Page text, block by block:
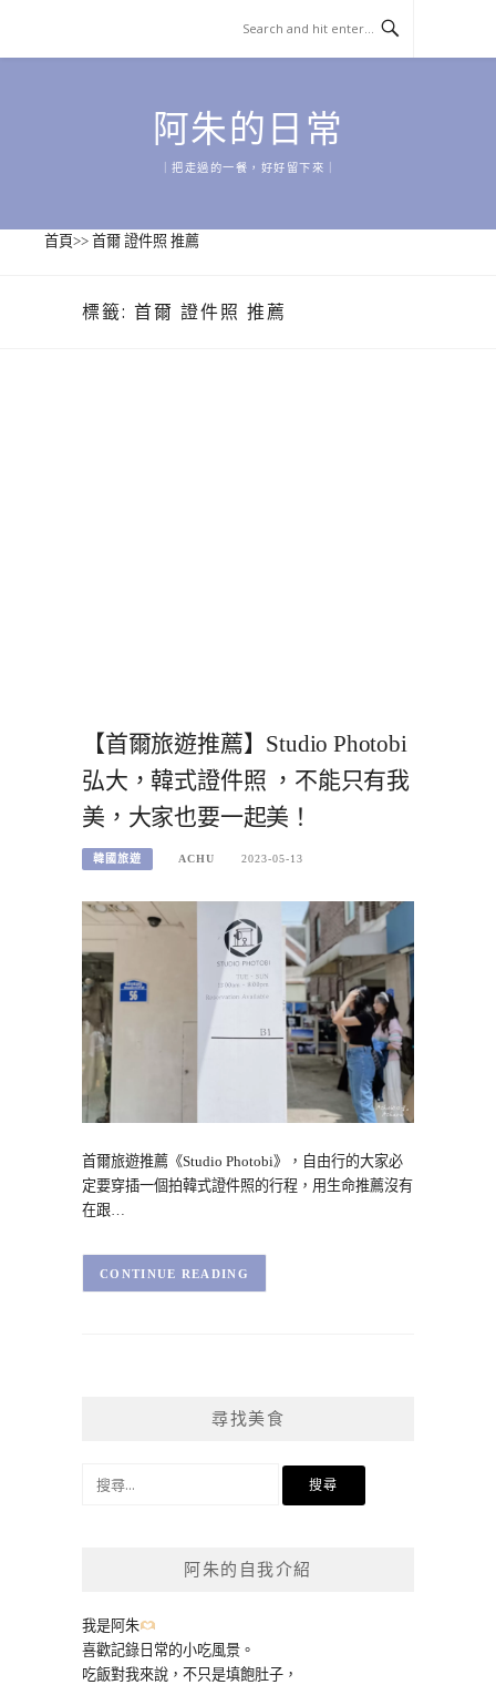
content
阿朱的日常
｜把走過的一餐，好好留下來｜
首頁>> 首爾 證件照 推薦
標籤: 首爾 證件照 推薦
【首爾旅遊推薦】Studio Photobi
弘大，韓式證件照 ，不能只有我
美，大家也要一起美！
韓國旅遊 ACHU 2023-05-13
首爾旅遊推薦《Studio Photobi》，自由行的大家必
定要穿插一個拍韓式證件照的行程，用生命推薦沒有
在跟…
CONTINUE READING
尋找美食
阿朱的自我介紹
我是阿朱
喜歡記錄日常的小吃風景。
吃飯對我來說，不只是填飽肚子，